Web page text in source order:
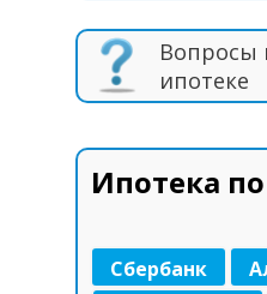
Вопросы
ипотеке
Ипотека
Сбербанк